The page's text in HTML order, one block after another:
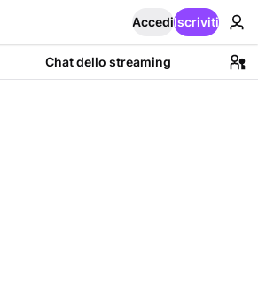
AccediIscriviti
Chat dello streaming